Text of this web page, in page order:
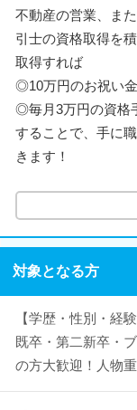
不動産の営業、ま
引士の資格取得を
取得すれば
◎10万円のお祝い
◎毎月3万円の資格
することで、手に
きます！
対象となる方
【学歴・性別・経
既卒・第二新卒・
の方大歓迎！人物